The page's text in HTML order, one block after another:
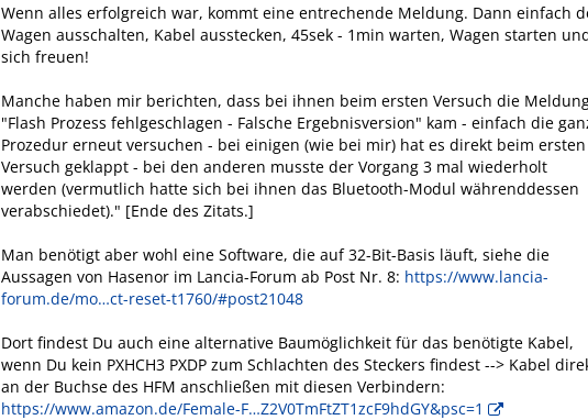
Wenn alles erfolgreich war, kommt eine entrechende Meldung. Dann einfach
Wagen ausschalten, Kabel ausstecken, 45sek - 1min warten, Wagen starten
sich freuen!
Manche haben mir berichten, dass bei ihnen beim ersten Versuch die
"Flash Prozess fehlgeschlagen - Falsche Ergebnisversion" kam - einfach die
Prozedur erneut versuchen - bei einigen (wie bei mir) hat es direkt beim ersten
Versuch geklappt - bei den anderen musste der Vorgang 3 mal wiederholt
werden (vermutlich hatte sich bei ihnen das Bluetooth-Modul währenddessen
verabschiedet)." [Ende des Zitats.]
Man benötigt aber wohl eine Software, die auf 32-Bit-Basis läuft, siehe die
Aussagen von Hasenor im Lancia-Forum ab Post Nr. 8: https://www.lancia-
forum.de/mo…ct-reset-t1760/#post21048
Dort findest Du auch eine alternative Baumöglichkeit für das benötigte Kabel,
wenn Du kein PXHCH3 PXDP zum Schlachten des Steckers findest --> Kabel
an der Buchse des HFM anschließen mit diesen Verbindern:
https://www.amazon.de/Female-F…Z2V0TmFtZT1zcF9hdGY&psc=1